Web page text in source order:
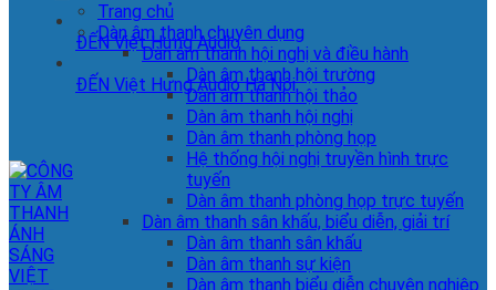
ĐẾN Việt Hưng Audio
ĐẾN Việt Hưng Audio Hà Nội
Trang chủ
Dàn âm thanh chuyên dụng
Dàn âm thanh hội nghị và điều hành
Dàn âm thanh hội trường
Dàn âm thanh hội thảo
Dàn âm thanh hội nghị
Dàn âm thanh phòng họp
Hệ thống hội nghị truyền hình trực
tuyến
Dàn âm thanh phòng họp trực tuyến
Dàn âm thanh sân khấu, biểu diễn, giải trí
Dàn âm thanh sân khấu
Dàn âm thanh sự kiện
Dàn âm thanh biểu diễn chuyên nghiệp